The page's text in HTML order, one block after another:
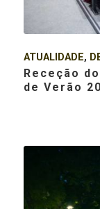
ATUALIDADE,
Receção
de Verão